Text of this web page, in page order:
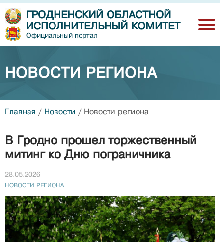
ГРОДНЕНСКИЙ ОБЛАСТНОЙ
ИСПОЛНИТЕЛЬНЫЙ КОМИТЕТ
Официальный портал
НОВОСТИ РЕГИОНА
Главная / Новости / Новости региона
В Гродно прошел торжественный
митинг ко Дню пограничника
28.05.2026
НОВОСТИ РЕГИОНА